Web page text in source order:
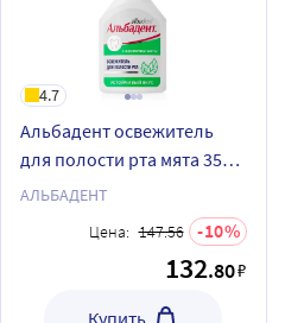
4.7
Альбадент освежитель
для полости рта мята 35
мл/спрей
АЛЬБАДЕНТ
Цена: 147.56 10
132.80₽
Купить